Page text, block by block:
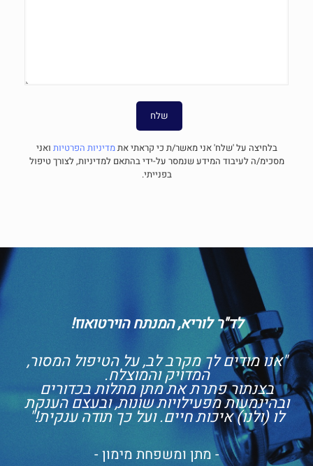
בלחיצה על 'שלח' אני מאשר/ת כי קראתי אתמדיניות הפרטיות ואני
מסכימ/ה לעיבוד המידע שנמסר על-ידי בהתאם למדיניות, לצורך טיפול
בפנייתי.
לד"ר לוריא, המנתח הוירטואוז!
"אנו מודים לך מקרב לב, על הטיפול המסור,
המדויק והמוצלח.
בצנתור פתרת את מתן מתלות בכדורים
ובהינמעות מפעילויות שונות, ובעצם הענקת
לו (ולנו) איכות חיים. ועל כך תודה ענקית!"
- מתן ומשפחת מימון -